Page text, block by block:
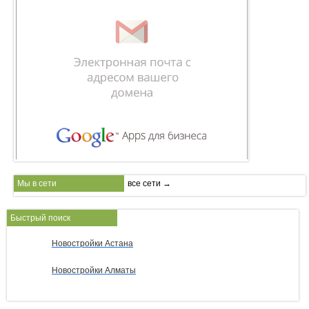
Мы в сети все сети →
Быстрый поиск
Новостройки Астана
Новостройки Алматы